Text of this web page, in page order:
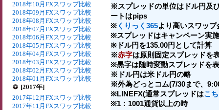
2018年10月FXスワップ比較
2018年09月FXスワップ比較
2018年08月FXスワップ比較
2018年07月FXスワップ比較
2018年06月FXスワップ比較
2018年05月FXスワップ比較
2018年04月FXスワップ比較
2018年03月FXスワップ比較
2018年02月FXスワップ比較
2018年01月FXスワップ比較
[2017年]
2017年12月FXスワップ比較
2017年11月FXスワップ比較
※スプレッドの単位はドル円及
ートはpips
※ くりっく365より高いスワップ
※スプレッドはキャンペーン実
※ドル円を135.00円として計算
※赤字は原則固定スプレッドを
※黒字は随時変動スプレッドを
※ドル円は米ドル円の略
※外為どっとコム(7/30まで、
※LINEFX(通常スプレッドはこ
※1：1001通貨以上の時